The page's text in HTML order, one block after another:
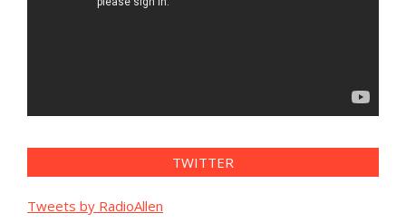
TWITTER
Tweets by RadioAllen